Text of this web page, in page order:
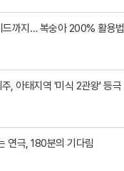
드까지… 복숭아 200% 활용법
, 아태지역 '미식 2관왕' 등극
연극, 180분의 기다림